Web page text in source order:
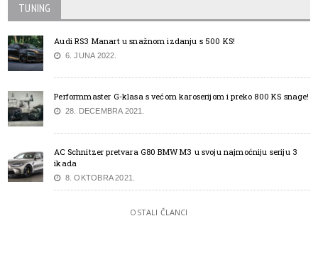
TUNING
Audi RS3 Manart u snažnom izdanju s 500 KS!
6. JUNA 2022.
Performmaster G-klasa s većom karoserijom i preko 800 KS snage!
28. DECEMBRA 2021.
AC Schnitzer pretvara G80 BMW M3 u svoju najmoćniju seriju 3
ikada
8. OKTOBRA 2021.
OSTALI ČLANCI